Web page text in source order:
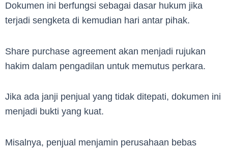
Dokumen ini berfungsi sebagai dasar hukum jika
terjadi sengketa di kemudian hari antar pihak.
Share purchase agreement akan menjadi rujukan
hakim dalam pengadilan untuk memutus perkara.
Jika ada janji penjual yang tidak ditepati, dokumen ini
menjadi bukti yang kuat.
Misalnya, penjual menjamin perusahaan bebas